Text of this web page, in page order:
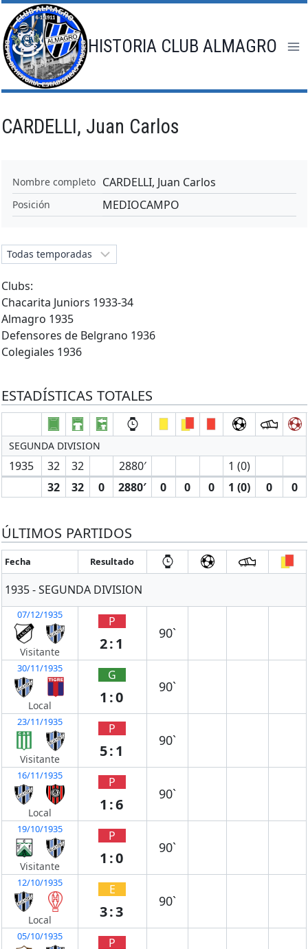
Saltar
al
contenido
HISTORIA CLUB ALMAGRO
CARDELLI, Juan Carlos
Nombre completo CARDELLI, Juan Carlos
Posición MEDIOCAMPO
Clubs:
Chacarita Juniors 1933-34
Almagro 1935
Defensorеs de Belgrano 1936
Colegiales 1936
ESTADÍSTICAS TOTALES
SEGUNDA DIVISION
1935 32 32 2880′
1 (0)
32
32 0 2880′ 0 0 0 1 (0) 0 0
ÚLTIMOS PARTIDOS
Fecha Resultado
1935 - SEGUNDA DIVISION
07/12/1935
Visitante
P
2:1
90`
30/11/1935
Local
G
1:0
90`
23/11/1935
Visitante
P
5:1
90`
16/11/1935
Local
P
1:6
90`
19/10/1935
Visitante
P
1:0
90`
12/10/1935
Local
E
3:3
90`
05/10/1935 P